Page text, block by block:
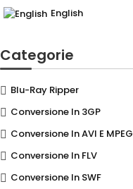
English
Categorie
Blu-Ray Ripper
Conversione In 3GP
Conversione In AVI E MPEG
Conversione In FLV
Conversione In SWF